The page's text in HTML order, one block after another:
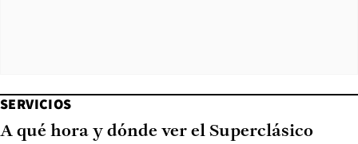
SERVICIOS
A qué hora y dónde ver el Superclásico